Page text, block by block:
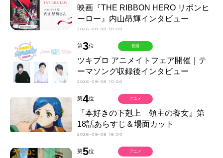
映画『THE RIBBON HERO リボンヒ
ーロー』内山昂輝インタビュー
2026-08-08 18:00
第3位
ツキプロ アニメイトフェア開催｜テ
ーマソング収録後インタビュー
2026-08-08 10:00
音楽
第4位
『本好きの下剋上 領主の養女』第
18話あらすじ＆場面カット
2026-08-08 18:00
アニメ
第5位 アニメ